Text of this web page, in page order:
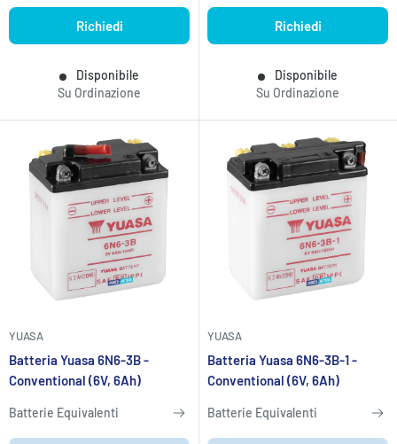
Richiedi
Disponibile
Su Ordinazione
Richiedi
Disponibile
Su Ordinazione
YUASA
Batteria Yuasa 6N6-3B -
Conventional (6V, 6Ah)
Batterie Equivalenti
YUASA
Batteria Yuasa 6N6-3B-1 -
Conventional (6V, 6Ah)
Batterie Equivalenti